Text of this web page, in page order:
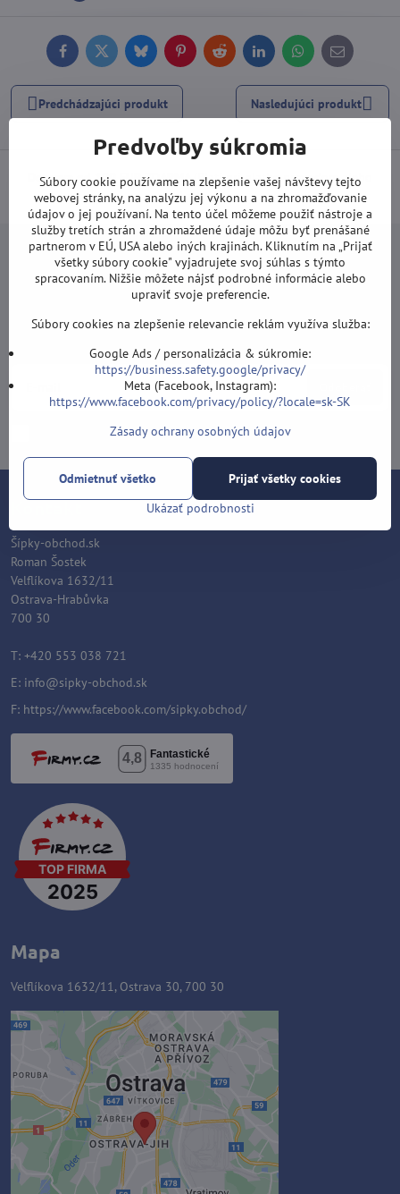
FacebookTwitterBlueskyPinterestReddit LinkedInWhatsApp
E-
mail
Predchádzajúci produkt Nasledujúci produkt
Doprava od 100 EUR ZDARMA(Platí pri platbe prevodom alebo
kartou).
Newsletter
Chcem sa prihlásiť k odberu noviniek e-mailom
Kontakt
Šípky-obchod.sk
Roman Šostek
Velflíkova 1632/11
Ostrava-Hrabůvka
700 30
T: +420 553 038 721
E: info@sipky-obchod.sk
F: https://www.facebook.com/sipky.obchod/
Mapa
Velflíkova 1632/11, Ostrava 30, 700 30
Externý obsah je blokovaný
Voľbami súkromia
Prajete si načítať externý obsah?
Povoliť tentokrát
Predvoľby súkromia
Súbory cookie používame na zlepšenie vašej návštevy tejto
webovej stránky, na analýzu jej výkonu a na zhromažďovanie
údajov o jej používaní. Na tento účel môžeme použiť nástroje a
služby tretích strán a zhromaždené údaje môžu byť prenášané
partnerom v EÚ, USA alebo iných krajinách. Kliknutím na „Prijať
všetky súbory cookie" vyjadrujete svoj súhlas s týmto
spracovaním. Nižšie môžete nájsť podrobné informácie alebo
upraviť svoje preferencie.
Súbory cookies na zlepšenie relevancie reklám využíva služba:
Google Ads / personalizácia & súkromie:
https://business.safety.google/privacy/
Meta (Facebook, Instagram):
https://www.facebook.com/privacy/policy/?locale=sk-SK
Zásady ochrany osobných údajov
Ukázať podrobnosti
Prijať všetky cookies
Odmietnuť všetko